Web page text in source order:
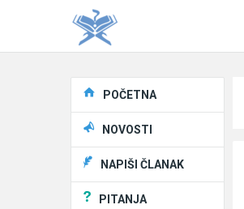
Explore
POČETNA
NOVOSTI
NAPIŠI ČLANAK
PITANJA